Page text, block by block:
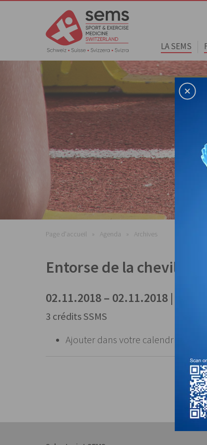
LA SEMS
Page d'accueil Agenda Archives
Entorse de la cheville:
02.11.2018 – 02.11.2018 |
3 crédits SSMS
Ajouter dans votre calendrier: